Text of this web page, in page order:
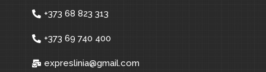
+373 68 823 313
+373 69 740 400
expreslinia@gmail.com